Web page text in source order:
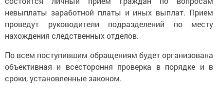
невыплаты заработной платы и иных выплат. Прием
проведут руководители подразделений по месту
нахождения следственных отделов.
По всем поступившим обращениям будет организована
объективная и всестороння проверка в порядке и в
сроки, установленные законом.